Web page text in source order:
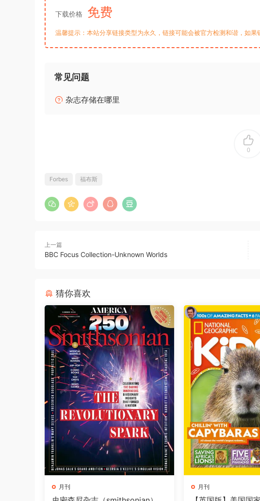
下载价格 免费
温馨提示：本站分享链接类型为永久，链接可能会被官方检测和谐，如
常见问题
杂志存储在哪里
0
Forbes 福布斯
上一篇
BBC Focus Collection-Unknown Worlds
猜你喜欢
月刊 月刊